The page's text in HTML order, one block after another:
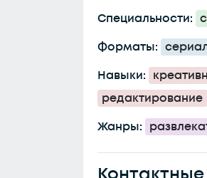
Специальности:
Форматы:
Навыки:
редактирование
Жанры: